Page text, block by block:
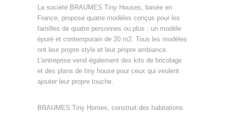
La société BRAUMES Tiny Houses, basée en
France, propose quatre modèles conçus pour les
familles de quatre personnes ou plus : un modèle
épuré et contemporain de 20 m2. Tous les modèles
ont leur propre style et leur propre ambiance.
L'entreprise vend également des kits de bricolage
et des plans de tiny house pour ceux qui veulent
ajouter leur propre touche.
BRAUMES Tiny Homes, construit des habitations